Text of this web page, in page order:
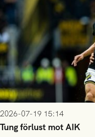
2026-07-19 15:14
Tung förlust mot AIK